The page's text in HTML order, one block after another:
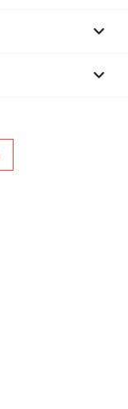
keyboard_arrow_down
